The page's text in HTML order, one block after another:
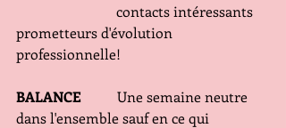
prometteurs d'évolution
professionnelle!
BALANCE
          Une semaine neutre
dans l'ensemble sauf en ce qui